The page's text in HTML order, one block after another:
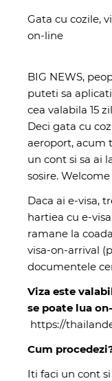
Gata cu cozile,
on-line
BIG NEWS,
puteti sa
cea valabila 15
Deci gata cu
aeroport, acum
un cont si sa ai
sosire.
Daca ai e-visa,
hartiea cu e-
ramane la
visa-on-arrival
documentele
Viza este
se poate lua
https://
Cum
Iti faci un cont